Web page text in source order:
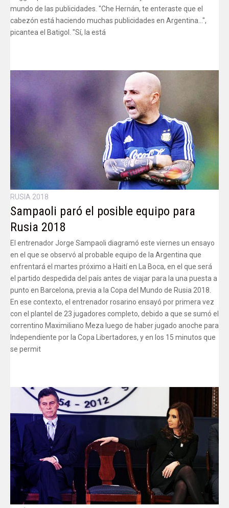
mundo de las publicidades. "Che Hernán, te enteraste que el
cabezón está haciendo muchas publicidades en Argentina...",
picantea el Batigol. "Sí, la está
RUSIA 2018
Sampaoli paró el posible equipo para
Rusia 2018
El entrenador Jorge Sampaoli diagramó este viernes un ensayo
en el que se observó al probable equipo de la Argentina que
enfrentará el martes próximo a Haití en La Boca, en el que será
el partido despedida del país antes de viajar para la una puesta a
punto en Barcelona, previa a la Copa del Mundo de Rusia 2018.
En ese contexto, el entrenador rosarino ensayó por primera vez
con el plantel de 23 jugadores completo, debido a que se sumó el
correntino Maximiliano Meza luego de haber jugado anoche para
Independiente por la Copa Libertadores, y en los 15 minutos que
se permit